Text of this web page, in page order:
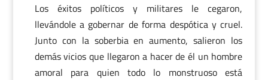
Los éxitos políticos y militares le cegaron,
llevándole a gobernar de forma despótica y cruel.
Junto con la soberbia en aumento, salieron los
demás vicios que llegaron a hacer de él un hombre
amoral para quien todo lo monstruoso está